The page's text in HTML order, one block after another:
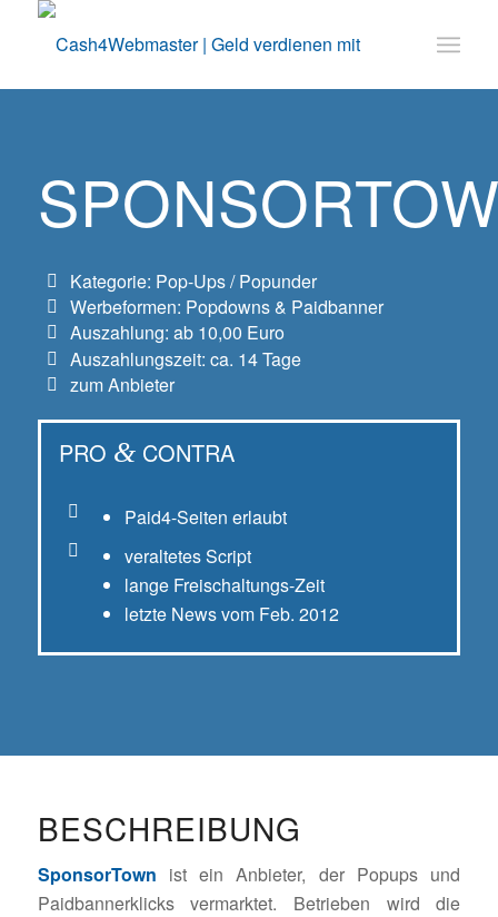
Kategorie: Pop-Ups / Popunder
Werbeformen: Popdowns & Paidbanner
Auszahlung: ab 10,00 Euro
Auszahlungszeit: ca. 14 Tage
zum Anbieter
PRO &CONTRA
Paid4-Seiten erlaubt
veraltetes Script
lange Freischaltungs-Zeit
letzte News vom Feb. 2012
BESCHREIBUNG
SponsorTown ist ein Anbieter, der Popups und
Paidbannerklicks vermarktet. Betrieben wird die